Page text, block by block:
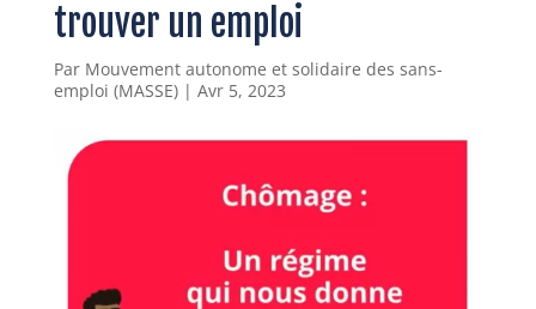
trouver un emploi
Par Mouvement autonome et solidaire des sans-
emploi (MASSE)| Avr 5, 2023